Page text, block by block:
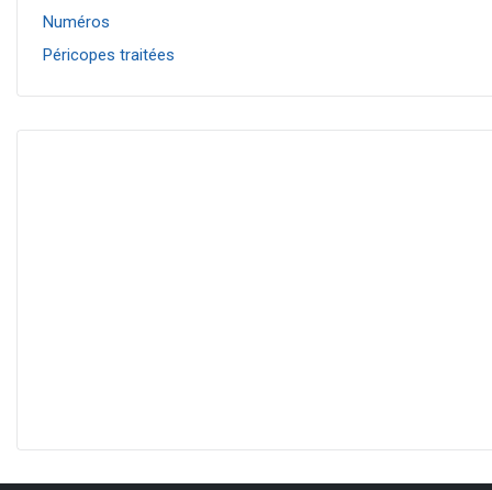
Numéros
Péricopes traitées